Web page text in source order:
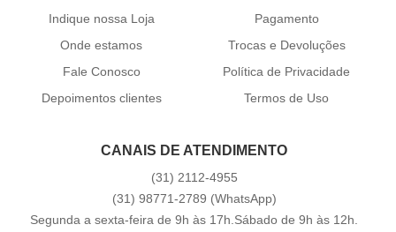
Indique nossa Loja
Onde estamos
Fale Conosco
Depoimentos clientes
Pagamento
Trocas e Devoluções
Política de Privacidade
Termos de Uso
CANAIS DE ATENDIMENTO
(31) 2112-4955
(31) 98771-2789 (WhatsApp)
Segunda a sexta-feira de 9h às 17h.Sábado de 9h às 12h.